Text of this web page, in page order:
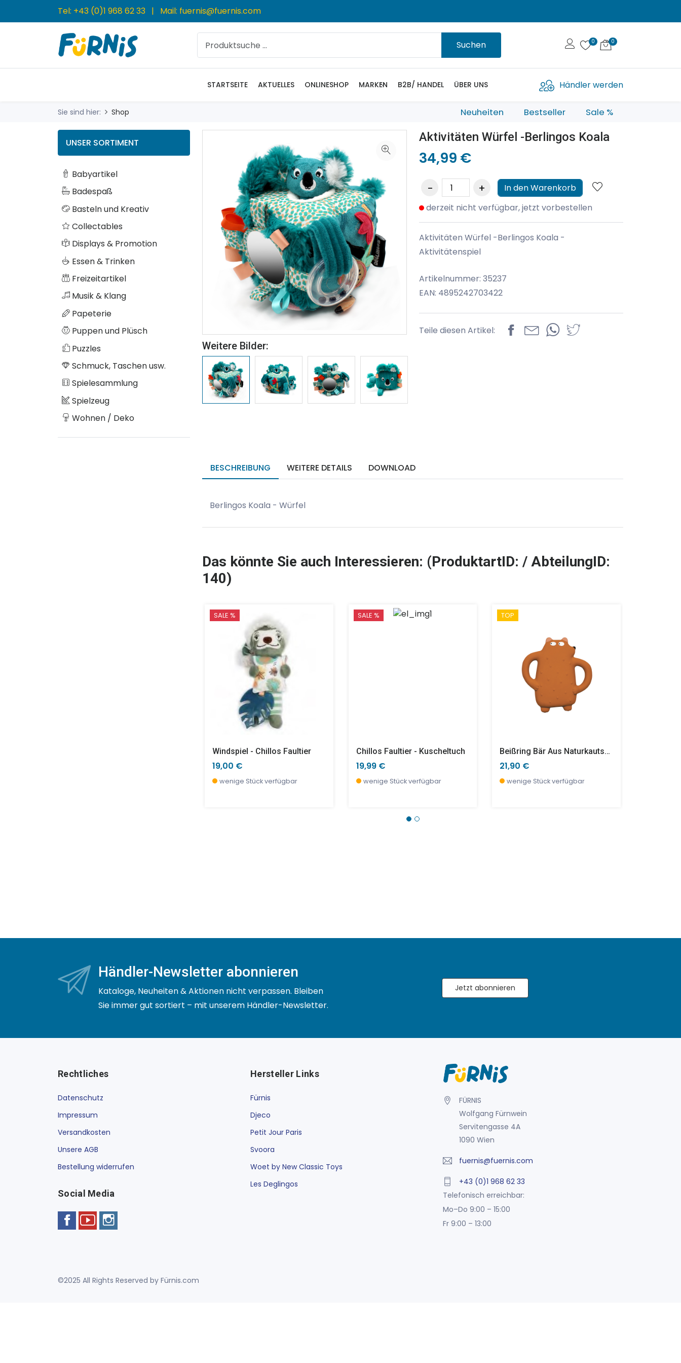
Tel: +43 (0)1 968 62 33 | Mail: fuernis@fuernis.com
Suchen
STARTSEITE AKTUELLES ONLINESHOP MARKEN B2B/ HANDEL ÜBER UNS Händler werden
Sie sind hier: Shop Neuheiten Bestseller Sale %
UNSER SORTIMENT
Babyartikel
Badespaß
Basteln und Kreativ
Collectables
Displays & Promotion
Essen & Trinken
Freizeitartikel
Musik & Klang
Papeterie
Puppen und Plüsch
Puzzles
Schmuck, Taschen usw.
Spielesammlung
Spielzeug
Wohnen / Deko
Weitere Bilder:
Aktivitäten Würfel -Berlingos Koala
34,99 €
In den Warenkorb
derzeit nicht verfügbar, jetzt vorbestellen
Aktivitäten Würfel -Berlingos Koala -
Aktivitätenspiel
Artikelnummer: 35237
EAN: 4895242703422
Teile diesen Artikel:
BESCHREIBUNG WEITERE DETAILS DOWNLOAD
Berlingos Koala - Würfel
Das könnte Sie auch Interessieren: (ProduktartID: / AbteilungID:
140)
SALE %
Windspiel - Chillos Faultier
19,00 €
wenige Stück verfügbar
SALE %
Chillos Faultier - Kuscheltuch
19,99 €
wenige Stück verfügbar
TOP
Beißring Bär Aus Naturkautschuk
21,90 €
wenige Stück verfügbar
Händler-Newsletter abonnieren
Kataloge, Neuheiten & Aktionen nicht verpassen. Bleiben
Sie immer gut sortiert – mit unserem Händler-Newsletter.
Jetzt abonnieren
Rechtliches
Datenschutz
Impressum
Versandkosten
Unsere AGB
Bestellung widerrufen
Social Media
Hersteller Links
Fürnis
Djeco
Petit Jour Paris
Svoora
Woet by New Classic Toys
Les Deglingos
FÜRNIS
Wolfgang Fürnwein
Servitengasse 4A
1090 Wien
fuernis@fuernis.com
+43 (0)1 968 62 33
Telefonisch erreichbar:
Mo–Do 9:00 – 15:00
Fr 9:00 – 13:00
©2025 All Rights Reserved by Fürnis.com